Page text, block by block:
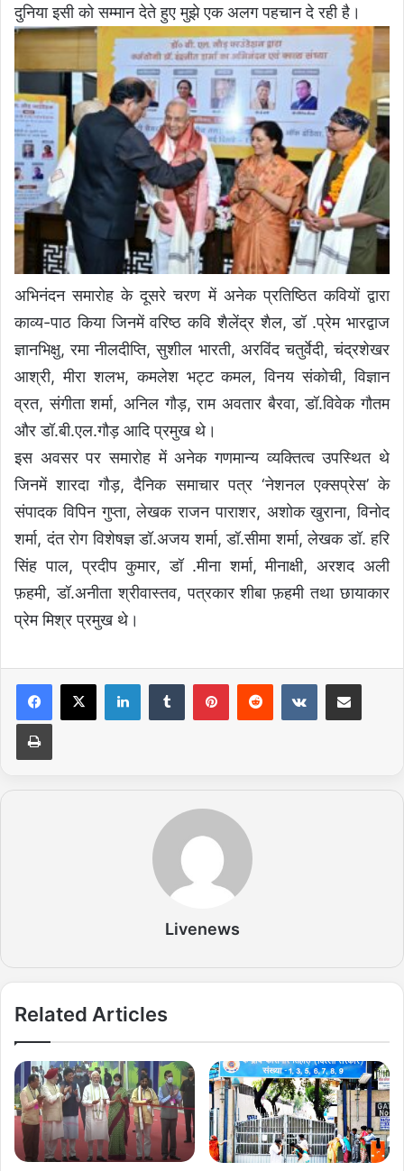
दुनिया इसी को सम्मान देते हुए मुझे एक अलग पहचान दे रही है।
अभिनंदन समारोह के दूसरे चरण में अनेक प्रतिष्ठित कवियों द्वारा
काव्य-पाठ किया जिनमें वरिष्ठ कवि शैलेंद्र शैल, डॉ .प्रेम भारद्वाज
ज्ञानभिक्षु, रमा नीलदीप्ति, सुशील भारती, अरविंद चतुर्वेदी, चंद्रशेखर
आश्री, मीरा शलभ, कमलेश भट्ट कमल, विनय संकोची, विज्ञान
व्रत, संगीता शर्मा, अनिल गौड़, राम अवतार बैरवा, डॉ.विवेक गौतम
और डॉ.बी.एल.गौड़ आदि प्रमुख थे।
इस अवसर पर समारोह में अनेक गणमान्य व्यक्तित्व उपस्थित थे
जिनमें शारदा गौड़, दैनिक समाचार पत्र ‘नेशनल एक्सप्रेस’ के
संपादक विपिन गुप्ता, लेखक राजन पाराशर, अशोक खुराना, विनोद
शर्मा, दंत रोग विशेषज्ञ डॉ.अजय शर्मा, डॉ.सीमा शर्मा, लेखक डॉ. हरि
सिंह पाल, प्रदीप कुमार, डॉ .मीना शर्मा, मीनाक्षी, अरशद अली
फ़हमी, डॉ.अनीता श्रीवास्तव, पत्रकार शीबा फ़हमी तथा छायाकार
प्रेम मिश्र प्रमुख थे।
Livenews
Related Articles